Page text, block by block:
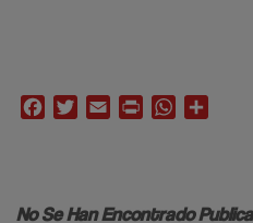
FacebookTwitterEmail Print WhatsApp
No Se Han Encontrado